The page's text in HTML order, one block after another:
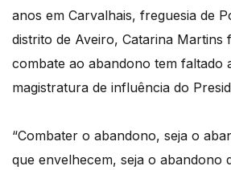
anos em Carvalhais, freguesia de
distrito de Aveiro, Catarina Martins
combate ao abandono tem faltado
magistratura de influência do
“Combater o abandono, seja o
que envelhecem, seja o abandono